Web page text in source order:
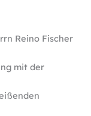
Reino Fischer
mit der